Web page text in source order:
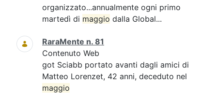
organizzato...annualmente ogni primo
martedì di maggio dalla Global...
RaraMente n. 81
Contenuto Web
got Sciabb portato avanti dagli amici di
Matteo Lorenzet, 42 anni, deceduto nel
maggio